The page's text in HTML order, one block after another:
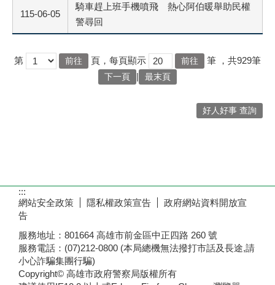
115-06-05
騎車趕上班手機噴飛 熱心阿伯暖舉助民權
警尋回
第 頁，每頁顯示 筆 ，共929筆
下一頁 | 最末頁
好人好事 查詢
:::
網站安全政策
隱私權政策宣告
政府網站資料開放宣
告
服務地址：801664 高雄市前金區中正四路 260 號
服務電話：(07)212-0800 (本局總機無法撥打市話及長途,請
小心詐騙集團行騙)
Copyright© 高雄市政府警察局版權所有